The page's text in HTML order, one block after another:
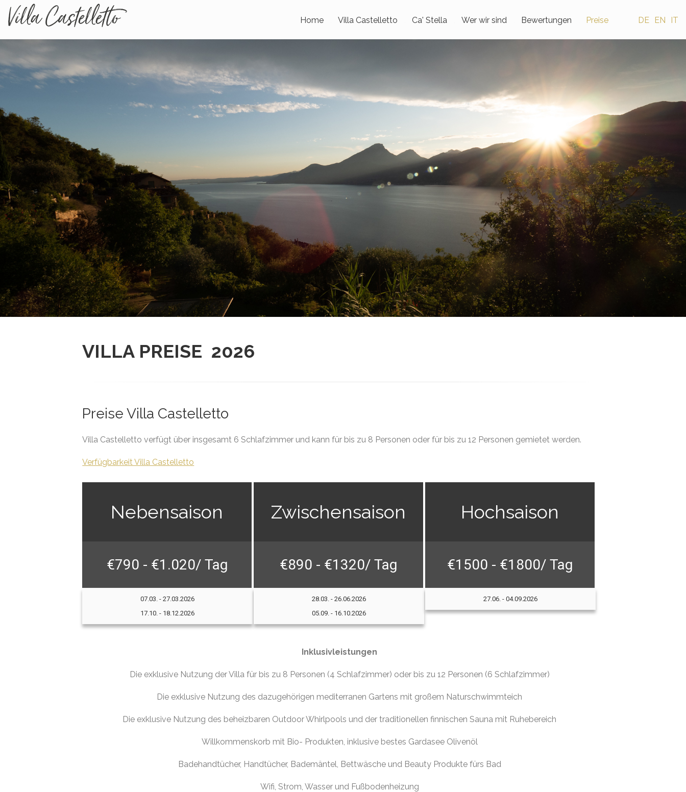
Home Villa Castelletto Ca' Stella Wer wir sind Bewertungen Preise DE EN IT
VILLA PREISE 2026
Preise Villa Castelletto
Villa Castelletto verfügt über insgesamt 6 Schlafzimmer und kann für bis zu 8 Personen oder für bis zu 12 Personen gemietet werden.
Verfügbarkeit Villa Castelletto
Nebensaison
€790 - €1.020/ Tag
07.03. - 27.03.2026
17.10. - 18.12.2026
Zwischensaison
€890 - €1320/ Tag
28.03. - 26.06.2026
05.09. - 16.10.2026
Hochsaison
€1500 - €1800/ Tag
27.06. - 04.09.2026
Inklusivleistungen
Die exklusive Nutzung der Villa für bis zu 8 Personen (4 Schlafzimmer) oder bis zu 12 Personen (6 Schlafzimmer)
Die exklusive Nutzung des dazugehörigen mediterranen Gartens mit großem Naturschwimmteich
Die exklusive Nutzung des beheizbaren Outdoor Whirlpools und der traditionellen finnischen Sauna mit Ruhebereich
Willkommenskorb mit Bio- Produkten, inklusive bestes Gardasee Olivenöl
Badehandtücher, Handtücher, Bademäntel, Bettwäsche und Beauty Produkte fürs Bad
Wifi, Strom, Wasser und Fußbodenheizung